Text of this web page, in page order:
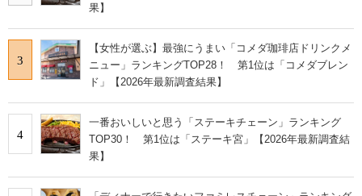
果】
3
【女性が選ぶ】最強にうまい「コメダ珈琲店ドリンクメ
ニュー」ランキングTOP28！ 第1位は「コメダブレン
ド」【2026年最新調査結果】
4
一番おいしいと思う「ステーキチェーン」ランキング
TOP30！ 第1位は「ステーキ宮」【2026年最新調査結
果】